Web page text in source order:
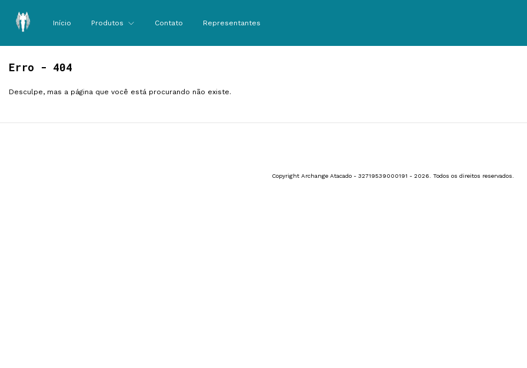
Início Produtos Contato Representantes
Erro - 404
Desculpe, mas a página que você está procurando não existe.
Copyright Archange Atacado - 32719539000191 - 2026. Todos os direitos reservados.